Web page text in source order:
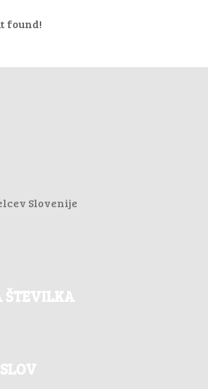
found!
Slovenije
ŠTEVILKA